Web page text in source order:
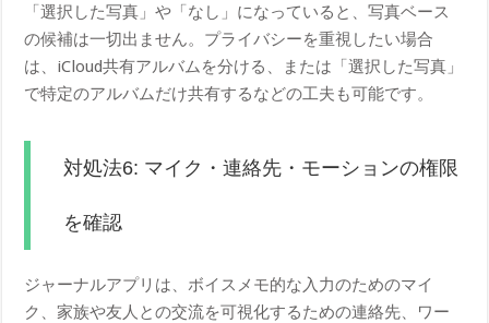
「選択した写真」や「なし」になっていると、写真ベース
の候補は一切出ません。プライバシーを重視したい場合
は、iCloud共有アルバムを分ける、または「選択した写真」
で特定のアルバムだけ共有するなどの工夫も可能です。
対処法6: マイク・連絡先・モーションの権限
を確認
ジャーナルアプリは、ボイスメモ的な入力のためのマイ
ク、家族や友人との交流を可視化するための連絡先、ワー